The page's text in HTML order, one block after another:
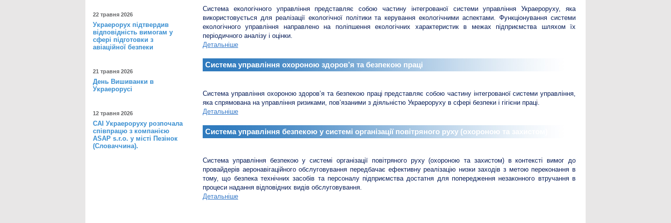
22 травня 2026
Украерорух підтвердив
відповідність вимогам у
сфері підготовки з
авіаційної безпеки
21 травня 2026
День Вишиванки в
Украерорусі
12 травня 2026
САІ Украероруху розпочала
співпрацю з компанією
ASAP s.r.o. у місті Пезінок
(Словаччина).
Система екологічного управління представляє собою частину інтегрованої системи управління Украероруху, яка
використовується для реалізації екологічної політики та керування екологічними аспектами. Функціонування системи
екологічного управління направлено на поліпшення екологічних характеристик в межах підприємства шляхом їх
періодичного аналізу і оцінки.
Детальніше
Система управління охороною здоров’я та безпекою праці
Система управління охороною здоров’я та безпекою праці представляє собою частину інтегрованої системи управління,
яка спрямована на управління ризиками, пов’язаними з діяльністю Украероруху в сфері безпеки і гігієни праці.
Детальніше
Система управління безпекою у системі організації повітряного руху (охороною та захистом)
Система управління безпекою у системі організації повітряного руху (охороною та захистом) в контексті вимог до
провайдерів аеронавігаційного обслуговування передбачає ефективну реалізацію низки заходів з метою переконання в
тому, що безпека технічних засобів та персоналу підприємства достатня для попередження незаконного втручання в
процеси надання відповідних видів обслуговування.
Детальніше